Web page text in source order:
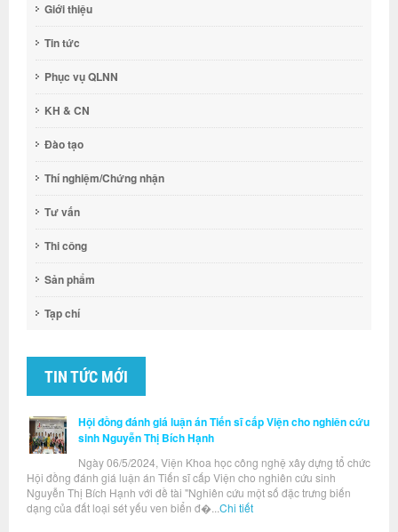
Giới thiệu
Tin tức
Phục vụ QLNN
KH & CN
Đào tạo
Thí nghiệm/Chứng nhận
Tư vấn
Thi công
Sản phẩm
Tạp chí
TIN TỨC MỚI
Hội đồng đánh giá luận án Tiến sĩ cấp Viện cho nghiên cứu
sinh Nguyễn Thị Bích Hạnh
Ngày 06/5/2024, Viện Khoa học công nghệ xây dựng tổ chức
Hội đồng đánh giá luận án Tiến sĩ cấp Viện cho nghiên cứu sinh
Nguyễn Thị Bích Hạnh với đề tài "Nghiên cứu một số đặc trưng biến
dạng của đất loại sét yếu ven biển đ�...Chi tiết